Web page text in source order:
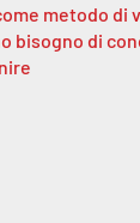
metodo di
bisogno di